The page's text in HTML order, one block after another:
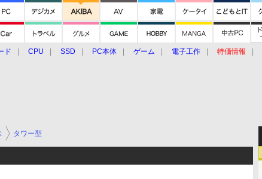
ド CPU SSD PC本体 ゲーム 電子工作 特価情報
タワー型